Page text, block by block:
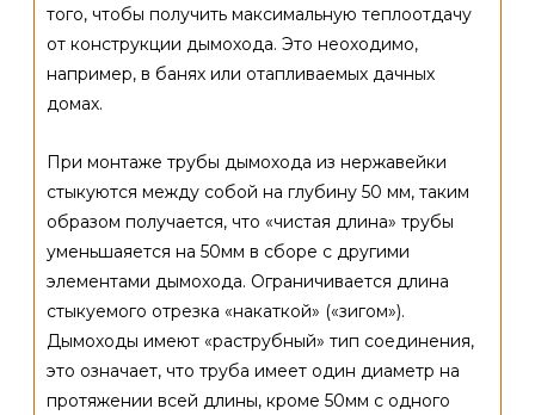
того, чтобы получить максимальную теплоотдачу
от конструкции дымохода. Это неоходимо,
например, в банях или отапливаемых дачных
домах.
При монтаже трубы дымохода из нержавейки
стыкуются между собой на глубину 50 мм, таким
образом получается, что «чистая длина» трубы
уменьшаяется на 50мм в сборе с другими
элементами дымохода. Ограничивается длина
стыкуемого отрезка «накаткой» («зигом»).
Дымоходы имеют «раструбный» тип соединения,
это означает, что труба имеет один диаметр на
протяжении всей длины, кроме 50мм с одного